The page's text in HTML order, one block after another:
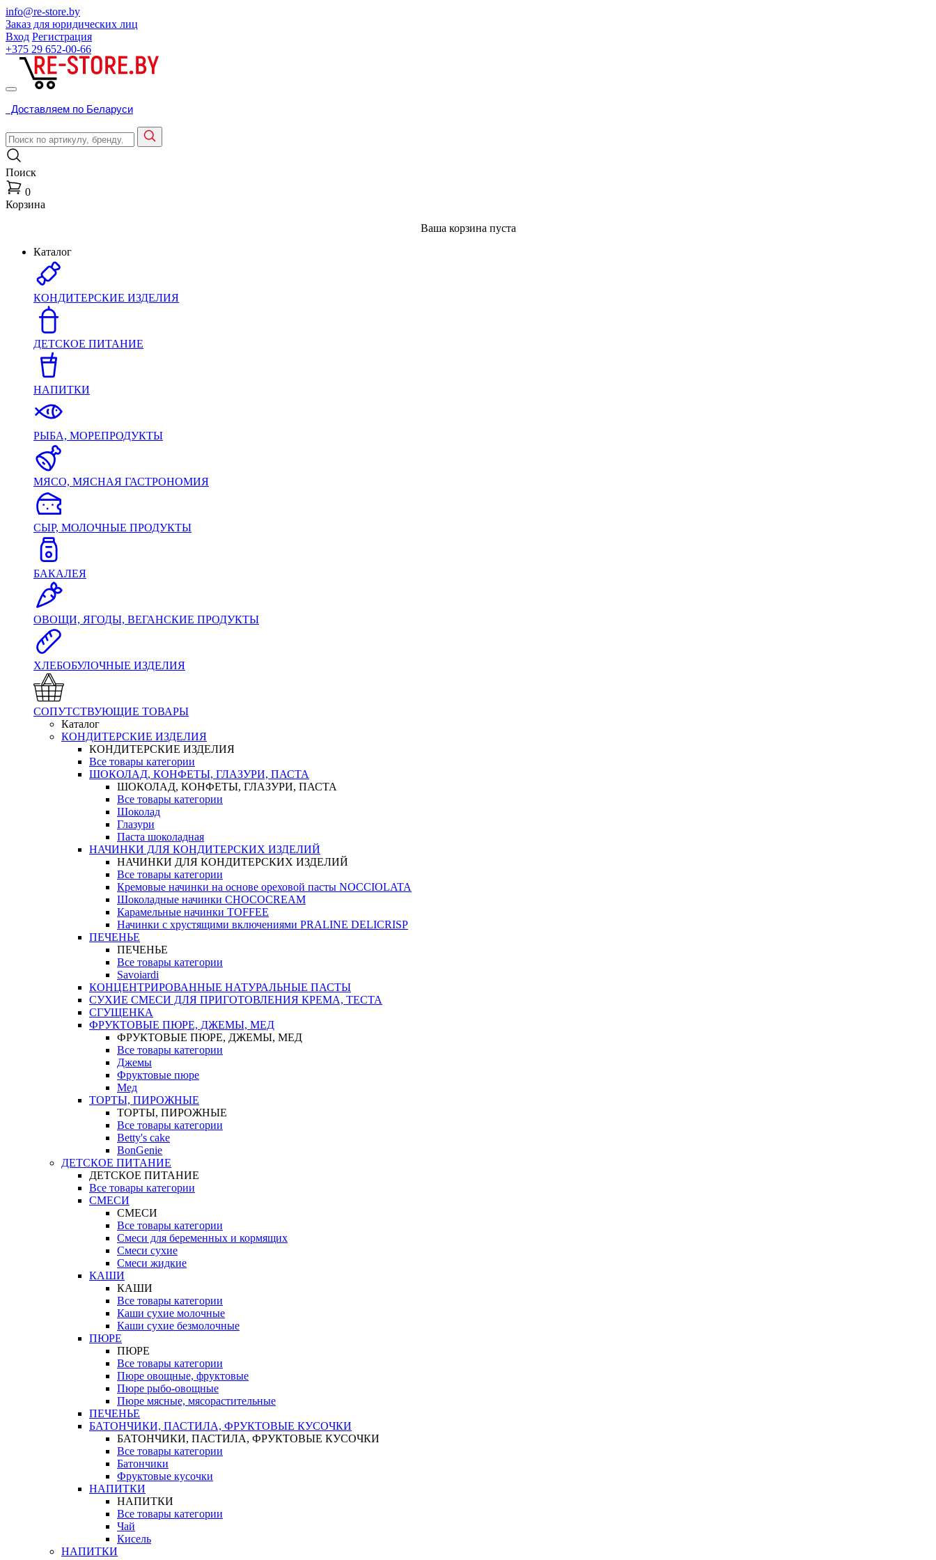
info@re-store.by
Заказ для юридических лиц
Вход Регистрация
+375 29 652-00-66
Доставляем по Беларуси
Поиск
0
Корзина
Ваша корзина пуста
Каталог
КОНДИТЕРСКИЕ ИЗДЕЛИЯ
ДЕТСКОЕ ПИТАНИЕ
НАПИТКИ
РЫБА, МОРЕПРОДУКТЫ
МЯСО, МЯСНАЯ ГАСТРОНОМИЯ
СЫР, МОЛОЧНЫЕ ПРОДУКТЫ
БАКАЛЕЯ
ОВОЩИ, ЯГОДЫ, ВЕГАНСКИЕ ПРОДУКТЫ
ХЛЕБОБУЛОЧНЫЕ ИЗДЕЛИЯ
СОПУТСТВУЮЩИЕ ТОВАРЫ
Каталог
КОНДИТЕРСКИЕ ИЗДЕЛИЯ
КОНДИТЕРСКИЕ ИЗДЕЛИЯ
Все товары категории
ШОКОЛАД, КОНФЕТЫ, ГЛАЗУРИ, ПАСТА
ШОКОЛАД, КОНФЕТЫ, ГЛАЗУРИ, ПАСТА
Все товары категории
Шоколад
Глазури
Паста шоколадная
НАЧИНКИ ДЛЯ КОНДИТЕРСКИХ ИЗДЕЛИЙ
НАЧИНКИ ДЛЯ КОНДИТЕРСКИХ ИЗДЕЛИЙ
Все товары категории
Кремовые начинки на основе ореховой пасты NOCCIOLATA
Шоколадные начинки CHOCOCREAM
Карамельные начинки TOFFEE
Начинки с хрустящими включениями PRALINE DELICRISP
ПЕЧЕНЬЕ
ПЕЧЕНЬЕ
Все товары категории
Savoiardi
КОНЦЕНТРИРОВАННЫЕ НАТУРАЛЬНЫЕ ПАСТЫ
СУХИЕ СМЕСИ ДЛЯ ПРИГОТОВЛЕНИЯ КРЕМА, ТЕСТА
СГУЩЕНКА
ФРУКТОВЫЕ ПЮРЕ, ДЖЕМЫ, МЕД
ФРУКТОВЫЕ ПЮРЕ, ДЖЕМЫ, МЕД
Все товары категории
Джемы
Фруктовые пюре
Мед
ТОРТЫ, ПИРОЖНЫЕ
ТОРТЫ, ПИРОЖНЫЕ
Все товары категории
Betty's cake
BonGenie
ДЕТСКОЕ ПИТАНИЕ
ДЕТСКОЕ ПИТАНИЕ
Все товары категории
СМЕСИ
СМЕСИ
Все товары категории
Смеси для беременных и кормящих
Смеси сухие
Смеси жидкие
КАШИ
КАШИ
Все товары категории
Каши сухие молочные
Каши сухие безмолочные
ПЮРЕ
ПЮРЕ
Все товары категории
Пюре овощные, фруктовые
Пюре рыбо-овощные
Пюре мясные, мясорастительные
ПЕЧЕНЬЕ
БАТОНЧИКИ, ПАСТИЛА, ФРУКТОВЫЕ КУСОЧКИ
БАТОНЧИКИ, ПАСТИЛА, ФРУКТОВЫЕ КУСОЧКИ
Все товары категории
Батончики
Фруктовые кусочки
НАПИТКИ
НАПИТКИ
Все товары категории
Чай
Кисель
НАПИТКИ